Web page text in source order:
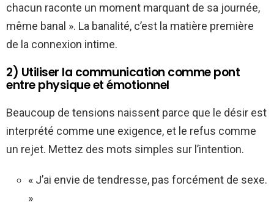
chacun raconte un moment marquant de sa journée,
même banal ». La banalité, c’est la matière première
de la connexion intime.
2) Utiliser la communication comme pont
entre physique et émotionnel
Beaucoup de tensions naissent parce que le désir est
interprété comme une exigence, et le refus comme
un rejet. Mettez des mots simples sur l’intention.
« J’ai envie de tendresse, pas forcément de sexe.
»